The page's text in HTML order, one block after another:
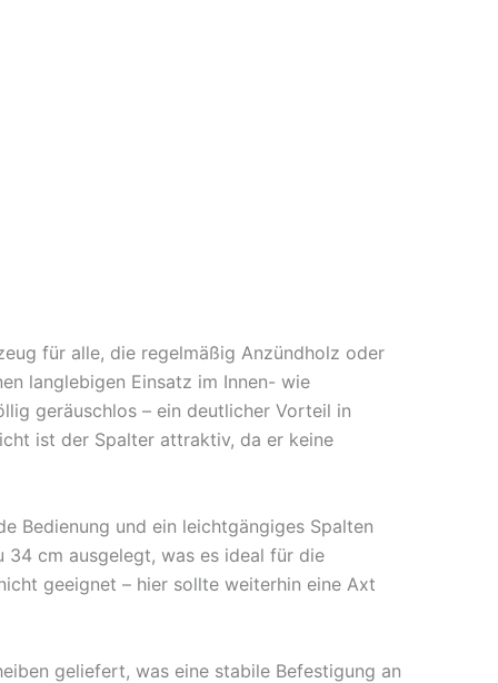
für alle, die regelmäßig Anzündholz oder
langlebigen Einsatz im Innen- wie
geräuschlos – ein deutlicher Vorteil in
ist der Spalter attraktiv, da er keine
Bedienung und ein leichtgängiges Spalten
34 cm ausgelegt, was es ideal für die
geeignet – hier sollte weiterhin eine Axt
geliefert, was eine stabile Befestigung an